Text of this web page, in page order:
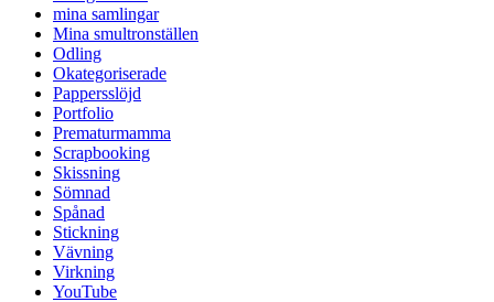
mina samlingar
Mina smultronställen
Odling
Okategoriserade
Pappersslöjd
Portfolio
Prematurmamma
Scrapbooking
Skissning
Sömnad
Spånad
Stickning
Vävning
Virkning
YouTube